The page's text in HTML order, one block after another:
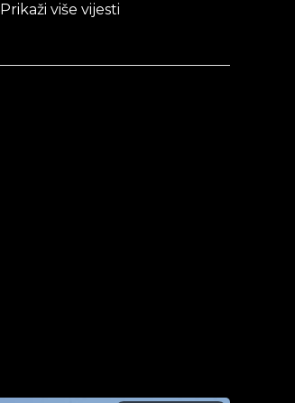
Prikaži više vijesti